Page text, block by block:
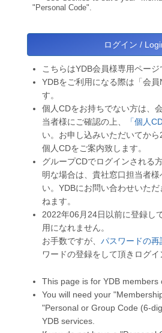
"Personal Code".
こちらはYDB会員様専用ページ
YDBをご利用になる際は「会
す。
個人CDをお持ちでない方は、
当者様にご確認の上、
「個人
い。お申し込みいただいてか
個人CDをご案内致します。
グループCDでログインされる
明な場合は、貴社窓口担当者
い。YDBにお問い合わせいた
ねます。
2022年06月24日以前に登録し
用になれません。
お手数ですが、 パスワードの再
ワードの登録をして頂きログイ
This page is for YDB members
You will need your
"Personal or Group Code (6-
YDB services.